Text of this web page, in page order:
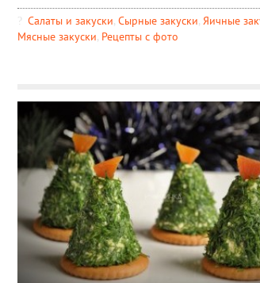
Салаты и закуски, Сырные закуски, Яичные
Мясные закуски, Рецепты c фото